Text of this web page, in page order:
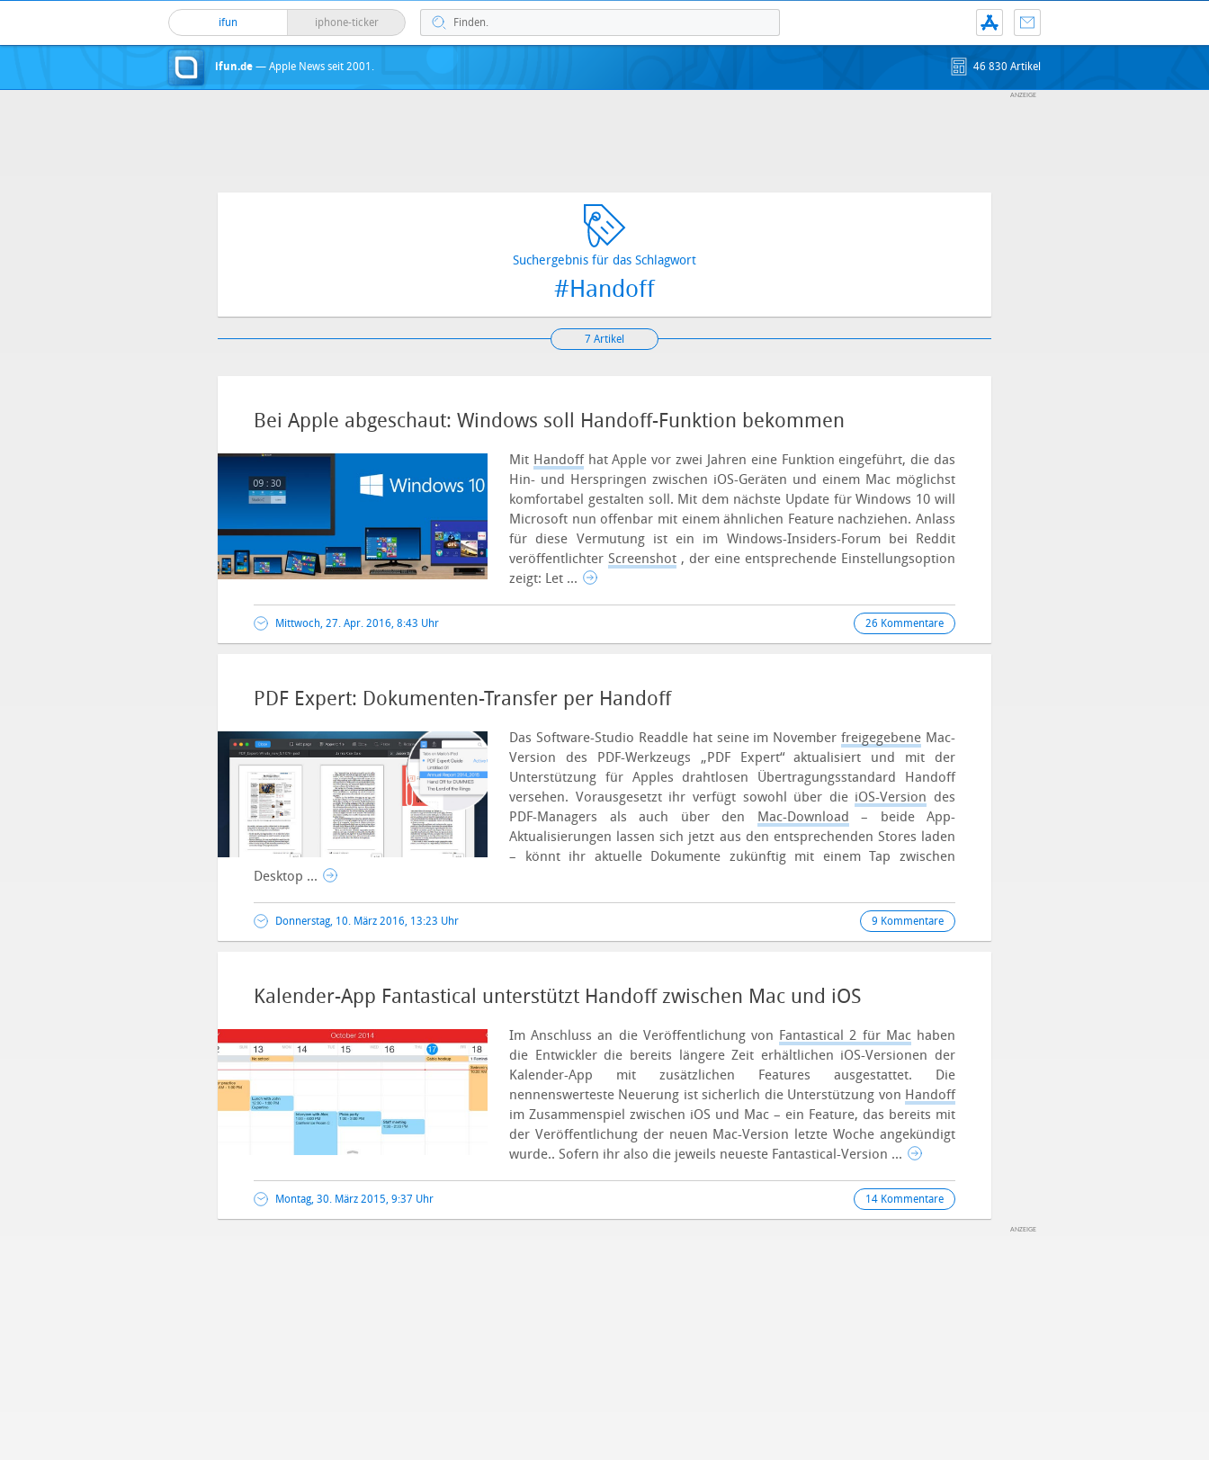
ifun iphone-ticker
ifun.de — Apple News seit 2001. 46 830 Artikel
Suchergebnis für das Schlagwort
#Handoff
7 Artikel
Bei Apple abgeschaut: Windows soll Handoff-Funktion bekommen
Mit Handoffhat Apple vor zwei Jahren eine Funktion eingeführt, die das
Hin- und Herspringen zwischen iOS-Geräten und einem Mac möglichst
komfortabel gestalten soll. Mit dem nächste Update für Windows 10 will
Microsoft nun offenbar mit einem ähnlichen Feature nachziehen. Anlass
für diese Vermutung ist ein im Windows-Insiders-Forum bei Reddit
veröffentlichter Screenshot , der eine entsprechende Einstellungsoption
zeigt: Let ...
Mittwoch, 27. Apr. 2016, 8:43 Uhr 26 Kommentare
PDF Expert: Dokumenten-Transfer per Handoff
Das Software-Studio Readdle hat seine im Novemberfreigegebene Mac-
Version des PDF-Werkzeugs „PDF Expert“ aktualisiert und mit der
Unterstützung für Apples drahtlosen Übertragungsstandard Handoff
versehen. Vorausgesetzt ihr verfügt sowohl über die iOS-Version des
PDF-Managers als auch über den Mac-Download – beide App-
Aktualisierungen lassen sich jetzt aus den entsprechenden Stores laden
– könnt ihr aktuelle Dokumente zukünftig mit einem Tap zwischen
Desktop ...
Donnerstag, 10. März 2016, 13:23 Uhr 9 Kommentare
Kalender-App Fantastical unterstützt Handoff zwischen Mac und iOS
Im Anschluss an die Veröffentlichung von Fantastical 2 für Machaben
die Entwickler die bereits längere Zeit erhältlichen iOS-Versionen der
Kalender-App mit zusätzlichen Features ausgestattet. Die
nennenswerteste Neuerung ist sicherlich die Unterstützung von Handoff
im Zusammenspiel zwischen iOS und Mac – ein Feature, das bereits mit
der Veröffentlichung der neuen Mac-Version letzte Woche angekündigt
wurde.. Sofern ihr also die jeweils neueste Fantastical-Version ...
Montag, 30. März 2015, 9:37 Uhr 14 Kommentare